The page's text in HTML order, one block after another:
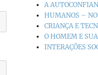
A
HUMANOS –
CRIANÇA E
O HOMEM E
INTERAÇÕES